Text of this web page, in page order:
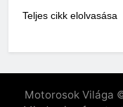
Teljes cikk elolvasása
Motorosok Világa